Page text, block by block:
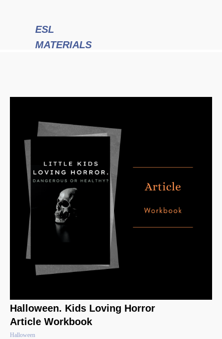
ESL
MATERIALS
Halloween. Kids Loving Horror
Article Workbook
Halloween